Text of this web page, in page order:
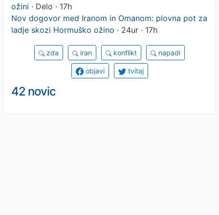
ožini · Delo · 17h
Nov dogovor med Iranom in Omanom: plovna pot za
ladje skozi Hormuško ožino · 24ur · 17h
zda iran konflikt napadi
objavi tvitaj
42 novic